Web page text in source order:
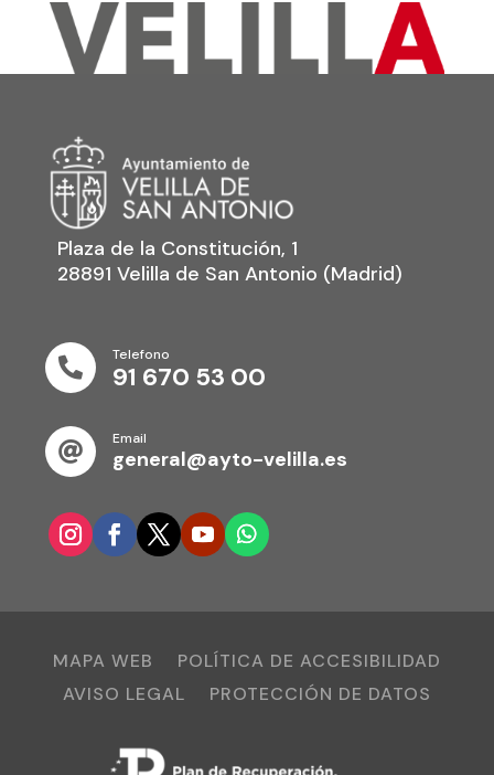
Plaza de la Constitución, 1
28891 Velilla de San Antonio (Madrid)

Telefono
91 670 53 00

Email
general@ayto-velilla.es
MAPA WEB
POLÍTICA DE ACCESIBILIDAD
AVISO LEGAL
PROTECCIÓN DE DATOS